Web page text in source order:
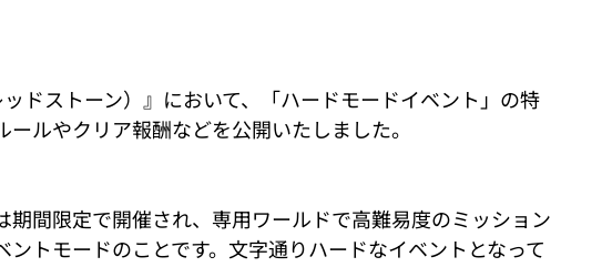
ドストーン）』において、「ハードモードイベント」の特
ルやクリア報酬などを公開いたしました。
間限定で開催され、専用ワールドで高難易度のミッション
トモードのことです。文字通りハードなイベントとなって